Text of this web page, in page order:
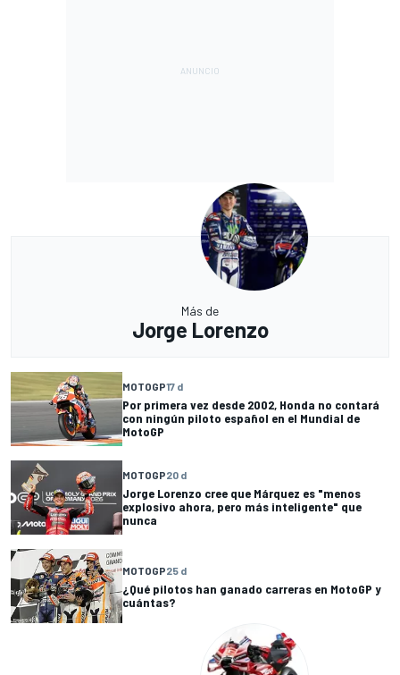
Más de
Jorge Lorenzo
MOTOGP17 d
Por primera vez desde 2002, Honda no contará
con ningún piloto español en el Mundial de
MotoGP
MOTOGP20 d
Jorge Lorenzo cree que Márquez es "menos
explosivo ahora, pero más inteligente" que
nunca
MOTOGP25 d
¿Qué pilotos han ganado carreras en MotoGP y
cuántas?